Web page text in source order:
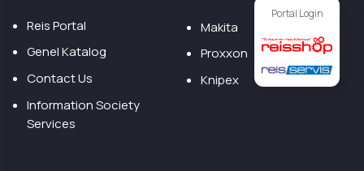
Portal Login
Reis Portal
Genel Katalog
Contact Us
Information Society
Services
Makita
Proxxon
Knipex